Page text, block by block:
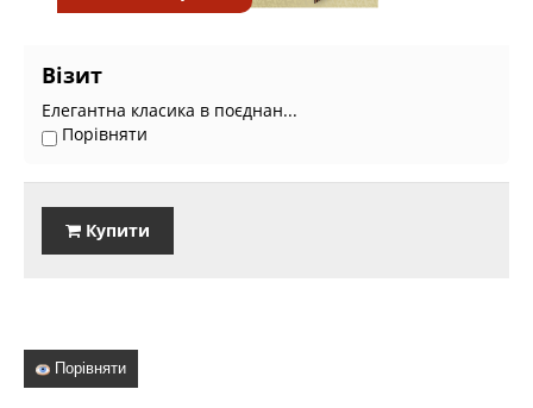
Візит
Елегантна класика в поєднан...
Порівняти
Купити
Порівняти